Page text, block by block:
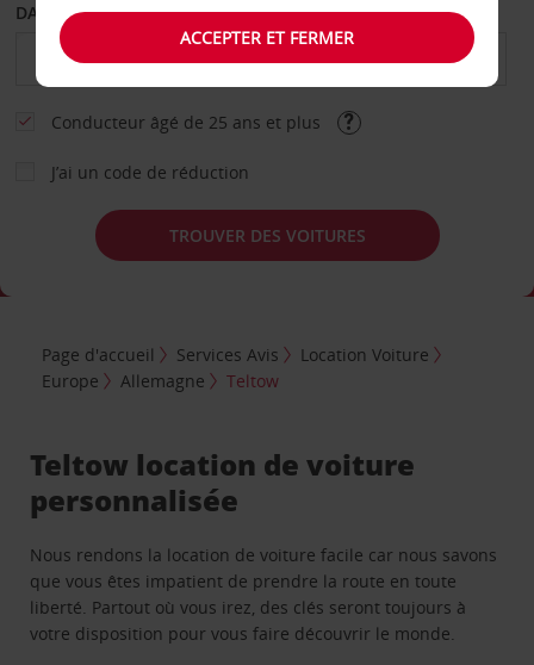
DATE DE DÉBUT DATE DE FIN
Conducteur âgé de 25 ans et plus
J’ai un code de réduction
TROUVER DES VOITURES
Page d'accueil Services Avis
Location Voiture
Europe
Allemagne Teltow
Teltow location de voiture
personnalisée
Nous rendons la location de voiture facile car nous savons
que vous êtes impatient de prendre la route en toute
liberté. Partout où vous irez, des clés seront toujours à
votre disposition pour vous faire découvrir le monde.
ACCEPTER ET FERMER